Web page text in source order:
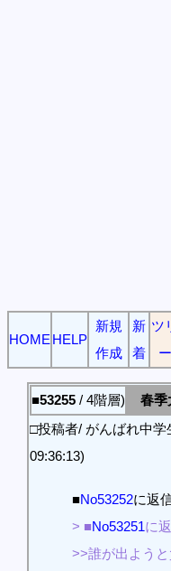
HOME HELP
新規
作成
新
着
ツ
ー
■53255 / 4階層)
春季
□投稿者/ がんばれ中学
09:36:13)
■No53252に返
> ■No53251に
>>誰が出よう